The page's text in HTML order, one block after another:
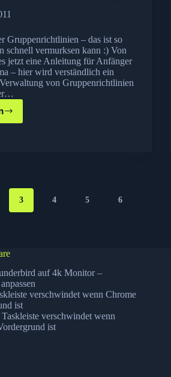
Gruppenrichtlinien – das ist so
schnell vermurksen kann :) Von
jetzt eine Anleitung für Anfänger
– hier wird verständlich ein
von Gruppenrichtlinien
3 4 5 6
auf 4k Monitor –
verschwindet wenn Chrome
ist
Taskleiste verschwindet wenn
ist